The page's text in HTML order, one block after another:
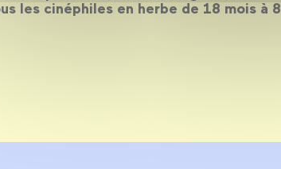
les cinéphiles en herbe de 18 mois à 8